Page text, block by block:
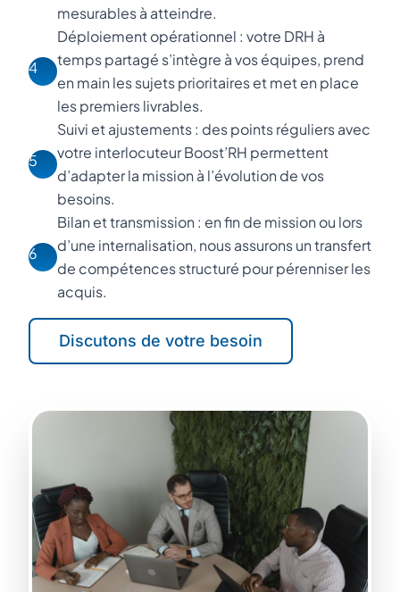
mesurables à atteindre.
4
Déploiement opérationnel : votre DRH à
temps partagé s’intègre à vos équipes, prend
en main les sujets prioritaires et met en place
les premiers livrables.
5
Suivi et ajustements : des points réguliers avec
votre interlocuteur Boost’RH permettent
d’adapter la mission à l’évolution de vos
besoins.
6
Bilan et transmission : en fin de mission ou lors
d’une internalisation, nous assurons un transfert
de compétences structuré pour pérenniser les
acquis.
Discutons de votre besoin